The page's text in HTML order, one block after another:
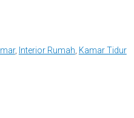
, Interior Rumah Kamar Tidur